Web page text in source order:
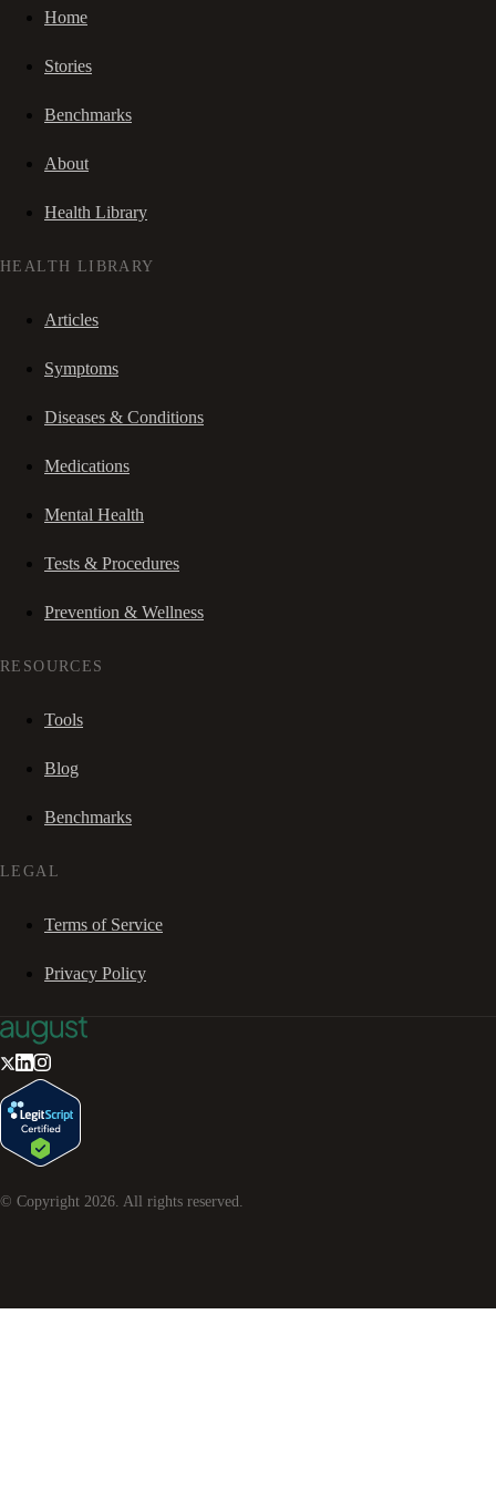
Home
Stories
Benchmarks
About
Health Library
HEALTH LIBRARY
Articles
Symptoms
Diseases & Conditions
Medications
Mental Health
Tests & Procedures
Prevention & Wellness
RESOURCES
Tools
Blog
Benchmarks
LEGAL
Terms of Service
Privacy Policy
© Copyright 2026. All rights reserved.